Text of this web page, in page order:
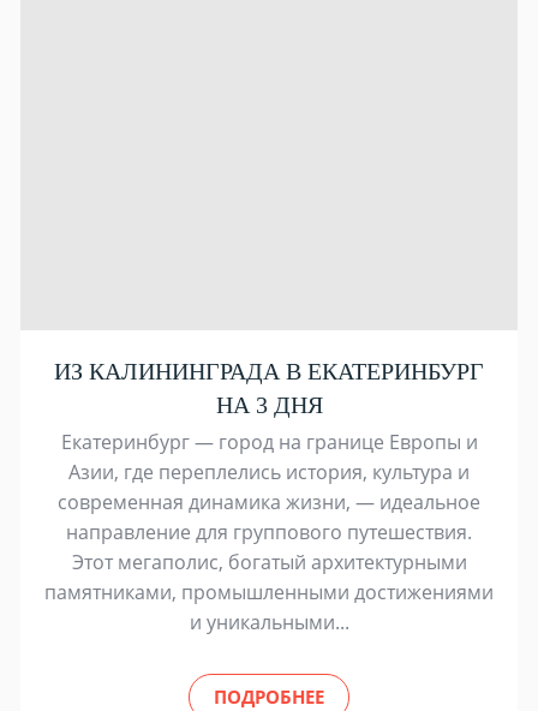
ИЗ КАЛИНИНГРАДА В ЕКАТЕРИНБУРГ
НА 3 ДНЯ
Екатеринбург — город на границе Европы и
Азии, где переплелись история, культура и
современная динамика жизни, — идеальное
направление для группового путешествия.
Этот мегаполис, богатый архитектурными
памятниками, промышленными достижениями
и уникальными...
ПОДРОБНЕЕ